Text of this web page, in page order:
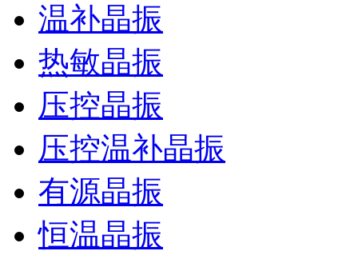
温补晶振
热敏晶振
压控晶振
压控温补晶振
有源晶振
恒温晶振